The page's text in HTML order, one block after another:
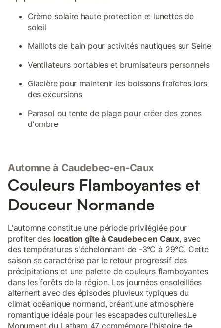
Crème solaire haute protection et lunettes de
soleil
Maillots de bain pour activités nautiques sur Seine
Ventilateurs portables et brumisateurs personnels
Glacière pour maintenir les boissons fraîches lors
des excursions
Parasol ou tente de plage pour créer des zones
d'ombre
Automne à Caudebec-en-Caux
Couleurs Flamboyantes et
Douceur Normande
L'automne constitue une période privilégiée pour
profiter des location gîte à Caudebec en Caux, avec
des températures s'échelonnant de -3°C à 29°C. Cette
saison se caractérise par le retour progressif des
précipitations et une palette de couleurs flamboyantes
dans les forêts de la région. Les journées ensoleillées
alternent avec des épisodes pluvieux typiques du
climat océanique normand, créant une atmosphère
romantique idéale pour les escapades culturelles.Le
Monument du Latham 47 commémore l'histoire de